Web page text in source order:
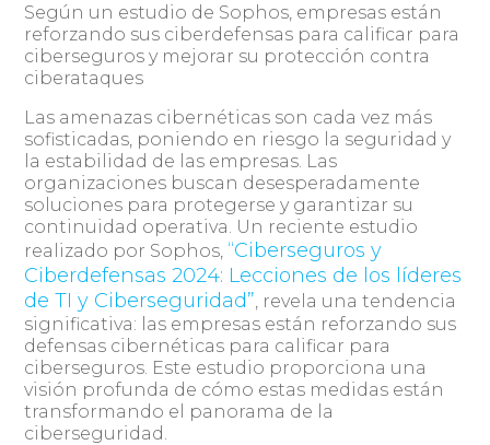
Según un estudio de Sophos, empresas están
reforzando sus ciberdefensas para calificar para
ciberseguros y mejorar su protección contra
ciberataques
Las amenazas cibernéticas son cada vez más
sofisticadas, poniendo en riesgo la seguridad y
la estabilidad de las empresas. Las
organizaciones buscan desesperadamente
soluciones para protegerse y garantizar su
continuidad operativa. Un reciente estudio
realizado por Sophos, “Ciberseguros y
Ciberdefensas 2024: Lecciones de los líderes
de TI y Ciberseguridad” , revela una tendencia
significativa: las empresas están reforzando sus
defensas cibernéticas para calificar para
ciberseguros. Este estudio proporciona una
visión profunda de cómo estas medidas están
transformando el panorama de la
ciberseguridad.